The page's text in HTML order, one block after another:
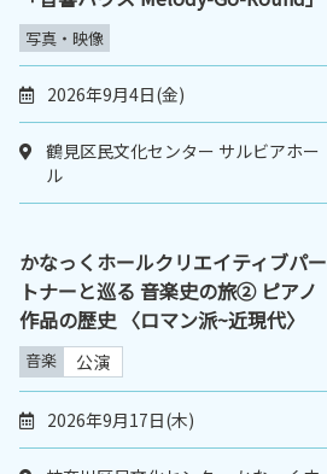
写真・映像
2026年9月4日(金)
鶴見区民文化センター サルビアホー
ル
かなっくホールクリエイティブパー
トナーと巡る 音楽史の旅② ピアノ
作品の歴史 〈ロマン派~近現代〉
音楽 公演
2026年9月17日(木)